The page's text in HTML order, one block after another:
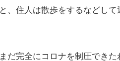
と、住人は散歩をするなどし
まだ完全にコロナを制圧でき